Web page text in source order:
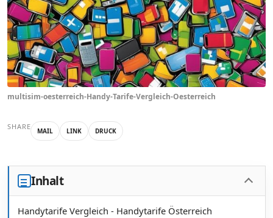
multisim-oesterreich-Handy-Tarife-Vergleich-Oesterreich
SHARE MAIL LINK DRUCK
Inhalt
Handytarife Vergleich - Handytarife Österreich